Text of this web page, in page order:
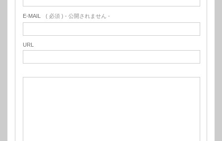
E-MAIL ( 必須 ) - 公開されません -
URL